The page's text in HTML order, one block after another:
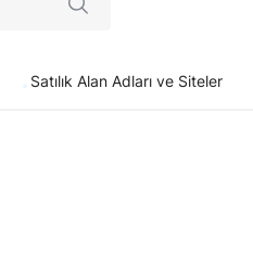
Satılık Alan Adları ve Siteler